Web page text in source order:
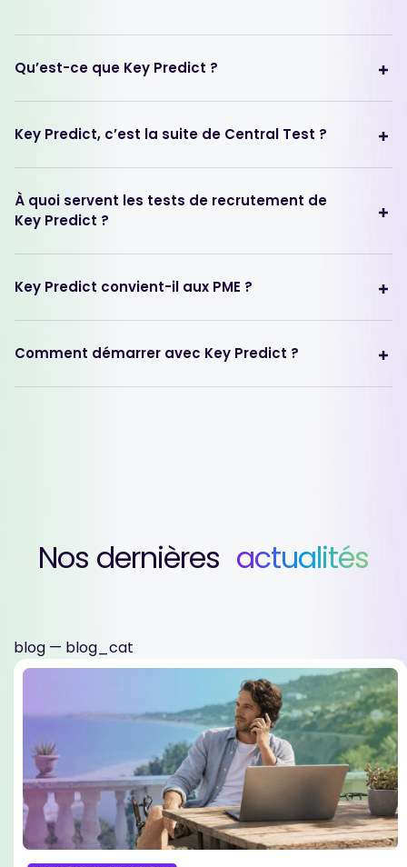
Qu’est-ce que Key Predict ?
Key Predict, c’est la suite de Central Test ?
À quoi servent les tests de recrutement de
Key Predict ?
Key Predict convient-il aux PME ?
Comment démarrer avec Key Predict ?
Nos dernières actualités
blog — blog_cat